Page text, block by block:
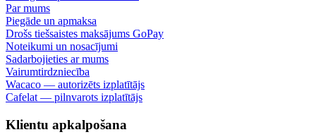
Par mums
Piegāde un apmaksa
Drošs tiešsaistes maksājums GoPay
Noteikumi un nosacījumi
Sadarbojieties ar mums
Vairumtirdzniecība
Wacaco — autorizēts izplatītājs
Cafelat — pilnvarots izplatītājs
Klientu apkalpošana